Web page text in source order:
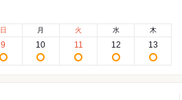
日
9
月
10
火
11
水
12
木
13